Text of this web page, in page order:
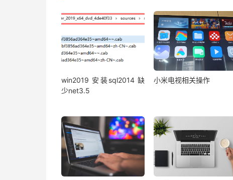
win2019 安装sql2014 缺
少net3.5
小米电视相关操作